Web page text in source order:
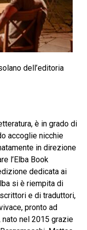
dell’editoria
è in grado di
accoglie nicchie
in direzione
l’Elba Book
dedicata ai
si è riempita di
e di traduttori,
pronto ad
nel 2015 grazie